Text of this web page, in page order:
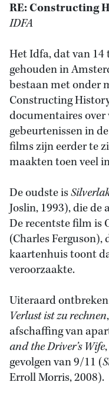
RE: Constructing
IDFA
Het Idfa, dat van
gehouden in
bestaan met onder
Constructing
documentaires
gebeurtenissen in
films zijn eerder te
maakten toen veel
De oudste is
Joslin, 1993), die
De recentste film is
(Charles
kaartenhuis toont
veroorzaakte.
Uiteraard
Verlust ist zu rechnen
afschaffing van
and the Driver’s Wife
gevolgen van 9/11 (
Erroll Morris, 2008).